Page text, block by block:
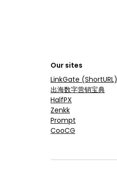
Our sites
LinkGate (ShortURL)
出海数字营销宝典
HalfPX
Zenkk
Prompt
CooCG